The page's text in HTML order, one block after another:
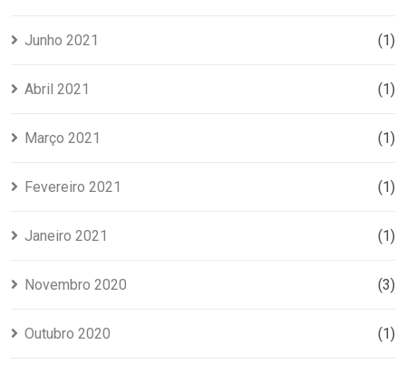
Junho 2021 (1)
Abril 2021 (1)
Março 2021 (1)
Fevereiro 2021 (1)
Janeiro 2021 (1)
Novembro 2020 (3)
Outubro 2020 (1)